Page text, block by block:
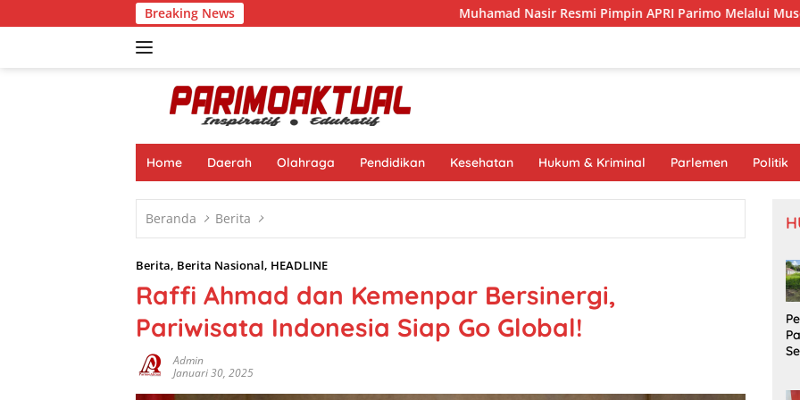
ke
Breaking News Muhamad Nasir Resmi Pimpin APRI Parimo Melalui Muscab Periode
Home Daerah Olahraga Pendidikan Kesehatan Hukum & Kriminal Parlemen Politik
Beranda Berita
Berita, Berita Nasional, HEADLINE
Raffi Ahmad dan Kemenpar Bersinergi,
Pariwisata Indonesia Siap Go Global!
Admin
Januari 30, 2025